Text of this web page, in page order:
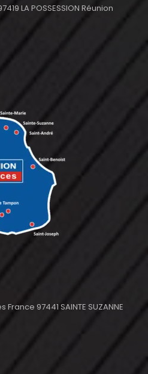
LA POSSESSION Réunion
97441 SAINTE SUZANNE